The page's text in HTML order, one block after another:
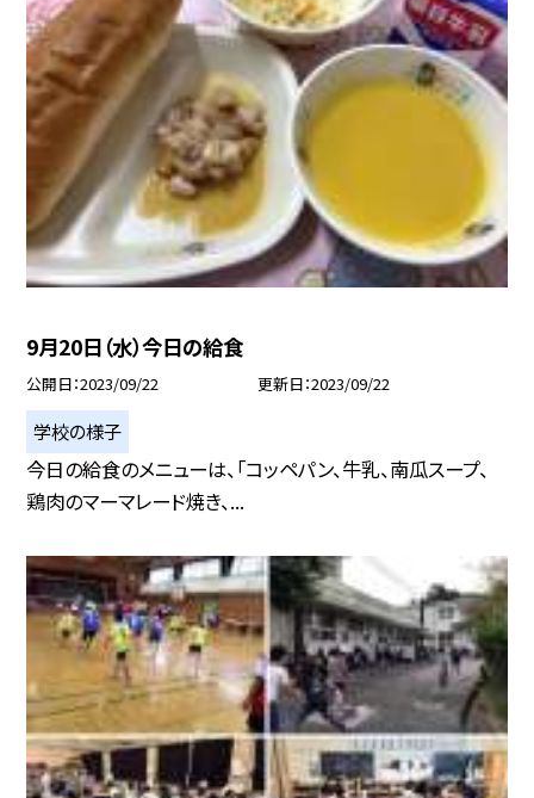
9月20日（水）今日の給食
公開日 2023/09/22 更新日 2023/09/22
学校の様子
今日の給食のメニューは、「コッペパン、牛乳、南瓜スープ、
鶏肉のマーマレード焼き、...